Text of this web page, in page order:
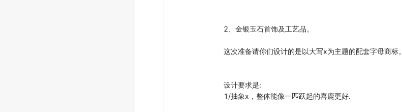
2、金银玉石首饰及工艺品。
这次准备请你们设计的是以大写x为主题的配套字母商标。
设计要求是:
1/抽象x，整体能像一匹跃起的喜鹿更好.